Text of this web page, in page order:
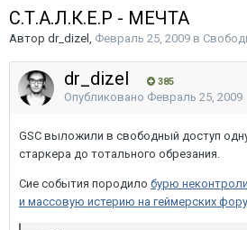
С.Т.А.Л.К.Е.Р - МЕЧТА
Автор dr_dizel , Февраль 25, 2009 в
dr_dizel 385
Опубликовано Февраль 25, 2009
GSC выложили в свободный доступ
старкера до тотального обрезания.
Сие события породило бурю
и массовую истерию на геймерских